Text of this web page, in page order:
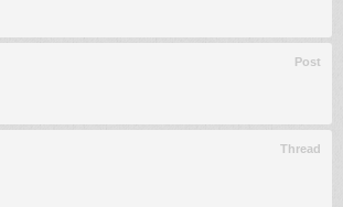
Post
Thread